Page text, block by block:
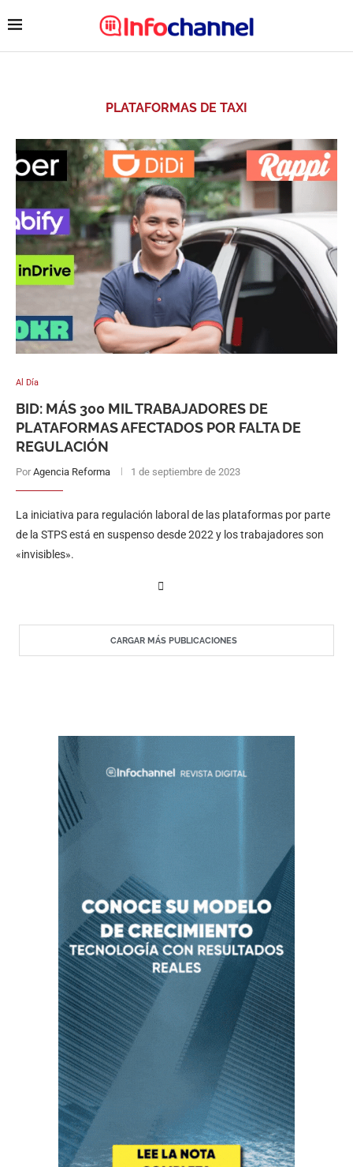
PLATAFORMAS DE TAXI
Al Día
BID: MÁS 300 MIL TRABAJADORES DE
PLATAFORMAS AFECTADOS POR FALTA DE
REGULACIÓN
Por Agencia Reforma 1 de septiembre de 2023
La iniciativa para regulación laboral de las plataformas por parte
de la STPS está en suspenso desde 2022 y los trabajadores son
«invisibles».
CARGAR MÁS PUBLICACIONES